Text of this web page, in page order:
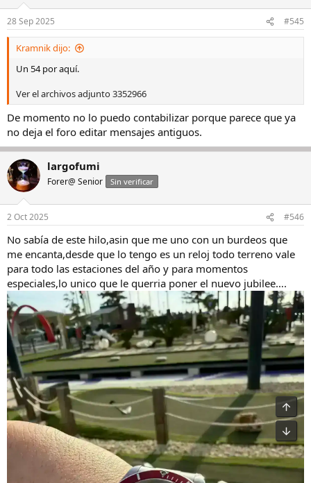
e
s
28 Sep 2025 #545
Kramnik dijo:
Un 54 por aquí.
Ver el archivos adjunto 3352966
De momento no lo puedo contabilizar porque parece que ya
no deja el foro editar mensajes antiguos.
largofumi
Forer@ Senior Sin verificar
2 Oct 2025 #546
No sabía de este hilo,asin que me uno con un burdeos que
me encanta,desde que lo tengo es un reloj todo terreno vale
para todo las estaciones del año y para momentos
especiales,lo unico que le querria poner el nuevo jubilee….